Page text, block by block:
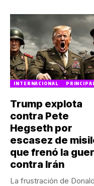
INTERNACIONAL
Trump explota
contra Pete
Hegseth por
escasez de
que frenó la
contra Irán
La frustración de Donald